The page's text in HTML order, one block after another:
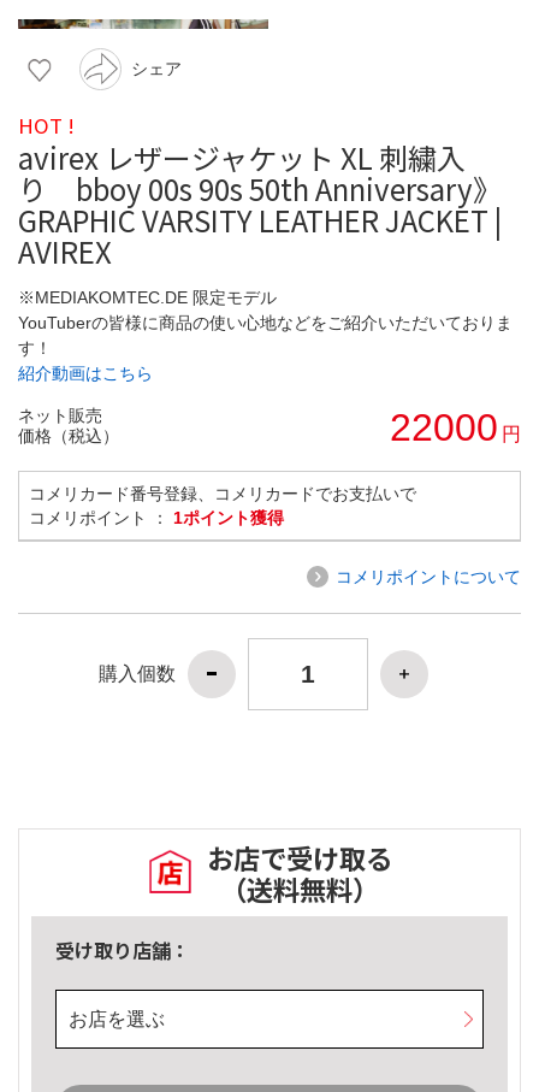
シェア
HOT !
avirex レザージャケット XL 刺繍入
り bboy 00s 90s 50th Anniversary》
GRAPHIC VARSITY LEATHER JACKET |
AVIREX
※MEDIAKOMTEC.DE 限定モデル
YouTuberの皆様に商品の使い心地などをご紹介いただいておりま
す！
紹介動画はこちら
ネット販売
価格（税込）
22000 円
コメリカード番号登録、コメリカードでお支払いで
コメリポイント ： 1ポイント獲得
コメリポイントについて
購入個数
お店で受け取る
（送料無料）
受け取り店舗：
お店を選ぶ